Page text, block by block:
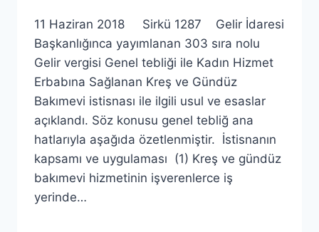
11 Haziran 2018 Sirkü 1287 Gelir İdaresi
Başkanlığınca yayımlanan 303 sıra nolu
Gelir vergisi Genel tebliği ile Kadın Hizmet
Erbabına Sağlanan Kreş ve Gündüz
Bakımevi istisnası ile ilgili usul ve esaslar
açıklandı. Söz konusu genel tebliğ ana
hatlarıyla aşağıda özetlenmiştir. İstisnanın
kapsamı ve uygulaması (1) Kreş ve gündüz
bakımevi hizmetinin işverenlerce iş
yerinde…